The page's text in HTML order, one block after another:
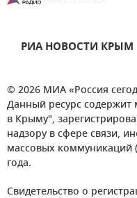
РИА НОВОСТИ КРЫМ
© 2026 МИА «Россия
Данный ресурс содержит
в Крыму",
надзору в сфере связи,
массовых коммуникаций
года.
Свидетельство о